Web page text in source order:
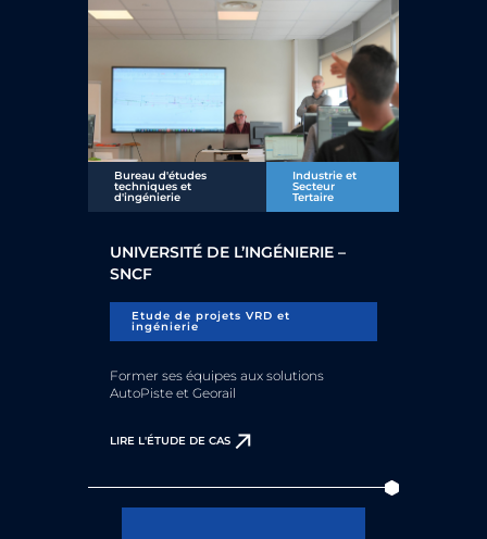
Bureau d'études
techniques et
d'ingénierie
Industrie et
Secteur
Tertaire
UNIVERSITÉ DE L’INGÉNIERIE –
SNCF
Etude de projets VRD et
ingénierie
Former ses équipes aux solutions
AutoPiste et Georail
LIRE L'ÉTUDE DE CAS